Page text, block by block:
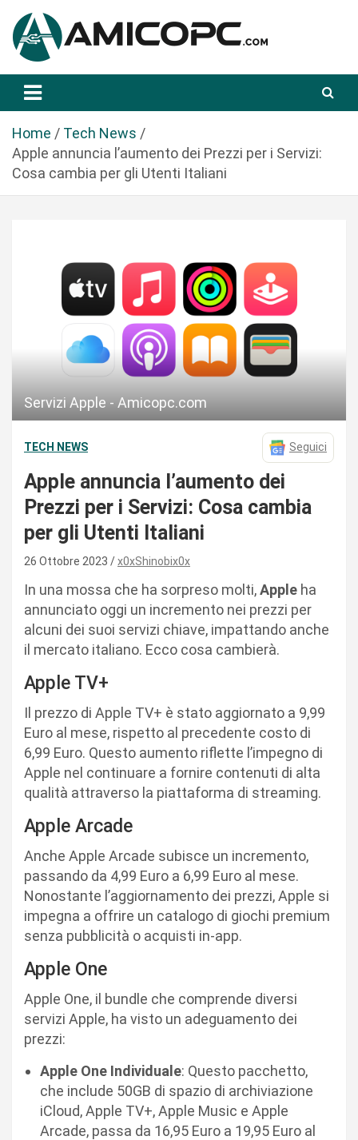
a
Amicopc.com
Home
Tech News
Apple annuncia l’aumento dei Prezzi per i Servizi:
Cosa cambia per gli Utenti Italiani
Servizi Apple - Amicopc.com
TECH NEWS Seguici
Apple annuncia l’aumento dei
Prezzi per i Servizi: Cosa cambia
per gli Utenti Italiani
26 Ottobre 2023 x0xShinobix0x
In una mossa che ha sorpreso molti,Apple ha
annunciato oggi un incremento nei prezzi per
alcuni dei suoi servizi chiave, impattando anche
il mercato italiano. Ecco cosa cambierà.
Apple TV+
Il prezzo di Apple TV+ è stato aggiornato a 9,99
Euro al mese, rispetto al precedente costo di
6,99 Euro. Questo aumento riflette l’impegno di
Apple nel continuare a fornire contenuti di alta
qualità attraverso la piattaforma di streaming.
Apple Arcade
Anche Apple Arcade subisce un incremento,
passando da 4,99 Euro a 6,99 Euro al mese.
Nonostante l’aggiornamento dei prezzi, Apple si
impegna a offrire un catalogo di giochi premium
senza pubblicità o acquisti in-app.
Apple One
Apple One, il bundle che comprende diversi
servizi Apple, ha visto un adeguamento dei
prezzi:
Apple One Individuale: Questo pacchetto,
che include 50GB di spazio di archiviazione
iCloud, Apple TV+, Apple Music e Apple
Arcade, passa da 16,95 Euro a 19,95 Euro al